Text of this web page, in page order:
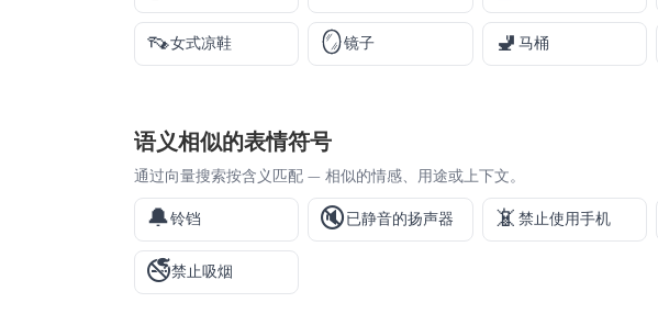
👡女式凉鞋 🪞镜子 🚽 马桶
语义相似的表情符号
通过向量搜索按含义匹配 — 相似的情感、用途或上下文。
🔔铃铛 🔇已静音的扬声器 📵 禁止使用手机
🚭禁止吸烟